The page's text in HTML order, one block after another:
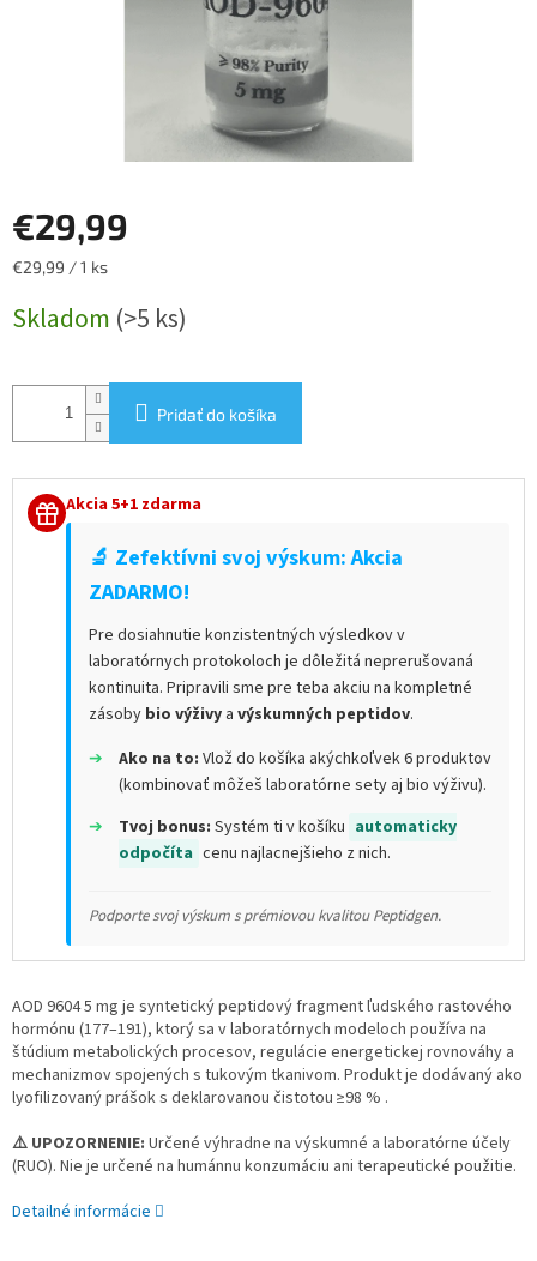
€29,99
Jednotková
€29,99 / 1 ks
Skladom (>5 ks)
Pridať do košíka
Akcia 5+1 zdarma
🔬 Zefektívni svoj výskum: Akcia
ZADARMO!
Pre dosiahnutie konzistentných výsledkov v
laboratórnych protokoloch je dôležitá neprerušovaná
kontinuita. Pripravili sme pre teba akciu na kompletné
zásoby bio výživy a výskumných peptidov.
➔
Ako na to: Vlož do košíka akýchkoľvek 6 produktov
(kombinovať môžeš laboratórne sety aj bio výživu).
➔
Tvoj bonus: Systém ti v košíku automaticky
odpočíta cenu najlacnejšieho z nich.
Podporte svoj výskum s prémiovou kvalitou Peptidgen.
AOD 9604 5 mg je syntetický peptidový fragment ľudského rastového
hormónu (177–191), ktorý sa v laboratórnych modeloch používa na
štúdium metabolických procesov, regulácie energetickej rovnováhy a
mechanizmov spojených s tukovým tkanivom. Produkt je dodávaný ako
lyofilizovaný prášok s deklarovanou čistotou ≥98 % .
⚠️ UPOZORNENIE: Určené výhradne na výskumné a laboratórne účely
(RUO). Nie je určené na humánnu konzumáciu ani terapeutické použitie.
Detailné informácie